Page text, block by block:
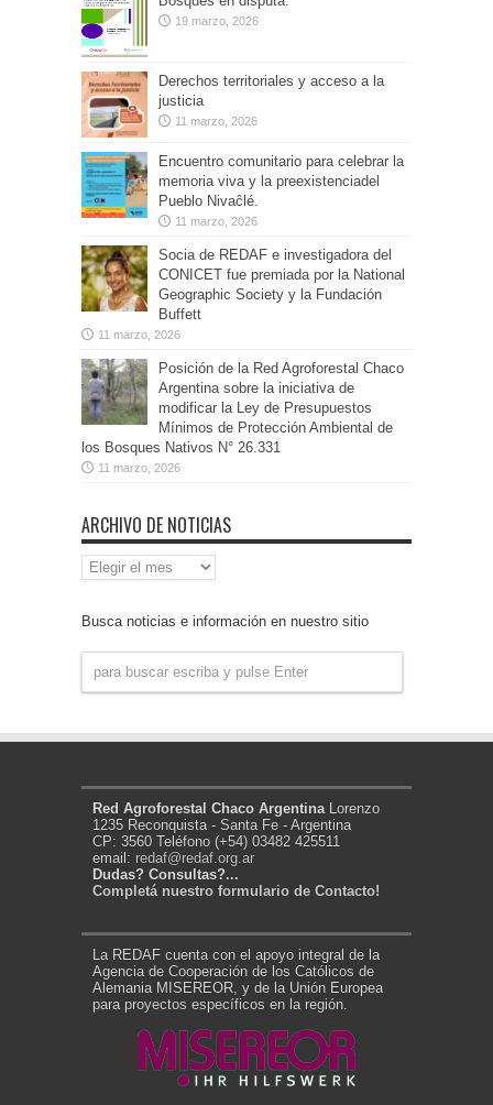
19 marzo, 2026
Derechos territoriales y acceso a la
justicia
11 marzo, 2026
Encuentro comunitario para celebrar la
memoria viva y la preexistenciadel
Pueblo Nivaĉlé.
11 marzo, 2026
Socia de REDAF e investigadora del
CONICET fue premiada por la National
Geographic Society y la Fundación
Buffett
11 marzo, 2026
Posición de la Red Agroforestal Chaco
Argentina sobre la iniciativa de
modificar la Ley de Presupuestos
Mínimos de Protección Ambiental de
los Bosques Nativos N° 26.331
11 marzo, 2026
ARCHIVO DE NOTICIAS
Archivo
de
Busca noticias e información en nuestro sitio
Red Agroforestal Chaco Argentina Lorenzo
1235 Reconquista - Santa Fe - Argentina
CP: 3560 Teléfono (+54) 03482 425511
email: redaf@redaf.org.ar
Dudas? Consultas?...
Completá nuestro formulario de Contacto!
La REDAF cuenta con el apoyo integral de la
Agencia de Cooperación de los Católicos de
Alemania MISEREOR, y de la Unión Europea
para proyectos específicos en la región.